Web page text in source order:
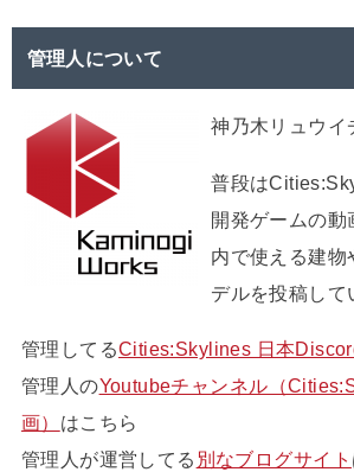
管理人について
神乃木リュウイ
普段は
開発ゲームの動
内で使える建物
デルを投稿して
管理してるCities:Skylines 日本
管理人のYoutubeチャンネル（
画） はこちら
管理人が運営してる 別なブログサイト